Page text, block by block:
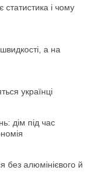
статистика і чому
а на
українці
дім під час
без алюмінієвого й